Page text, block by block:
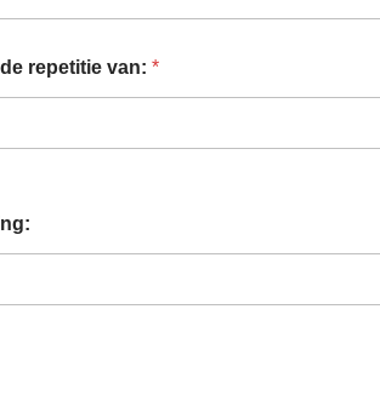
repetitie van: *